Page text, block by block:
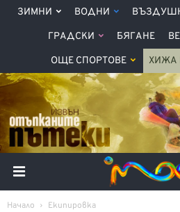
ЗИМНИ ВОДНИ
ГРАДСКИ БЯГАНЕ
ОЩЕ СПОРТОВЕ ХИЖА
Начало Екипировка